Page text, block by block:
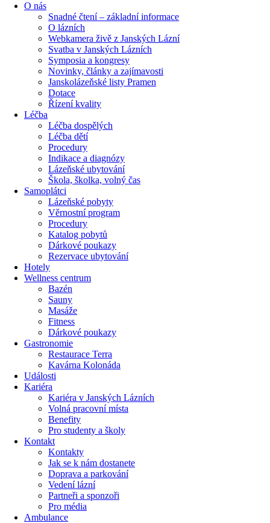
O nás
Snadné čtení – základní informace
O lázních
Webkamera živě z Janských Lázní
Svatba v Janských Lázních
Symposia a kongresy
Novinky, články a zajímavosti
Janskolázeňské listy Pramen
Dotace
Řízení kvality
Léčba
Léčba dospělých
Léčba dětí
Procedury
Indikace a diagnózy
Lázeňské ubytování
Škola, školka, volný čas
Samoplátci
Lázeňské pobyty
Věrnostní program
Procedury
Katalog pobytů
Dárkové poukazy​
Rezervace ubytování
Hotely
Wellness centrum
Bazén
Sauny
Masáže
Fitness
Dárkové poukazy​
Gastronomie
Restaurace Terra
Kavárna Kolonáda
Události
Kariéra
Kariéra v Janských Lázních
Volná pracovní místa
Benefity
Pro studenty a školy
Kontakt
Kontakty
Jak se k nám dostanete
Doprava a parkování
Vedení lázní
Partneři a sponzoři
Pro média
Ambulance